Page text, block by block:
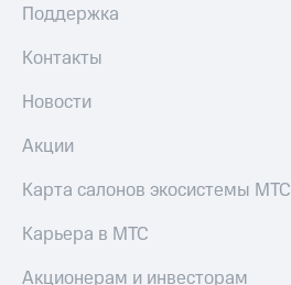
Поддержка
Контакты
Новости
Акции
Карта салонов экосистемы МТС
Карьера в МТС
Акционерам и инвесторам